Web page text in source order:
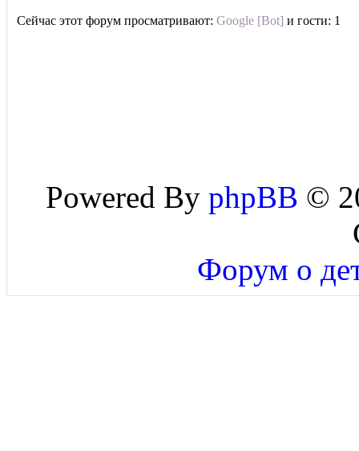
Сейчас этот форум просматривают: Google [Bot] и гости: 1
Powered By phpBB ©
Форум о